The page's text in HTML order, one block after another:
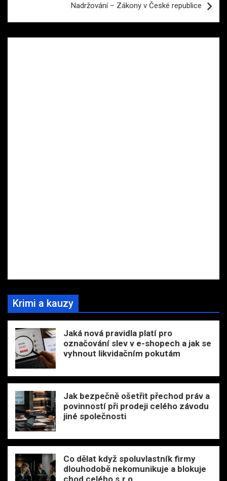
Nadržování – Zákony v České republice
Krimi a kauzy
Jaká nová pravidla platí pro
označování slev v e-shopech a jak se
vyhnout likvidačním pokutám
Jak bezpečně ošetřit přechod práv a
povinností při prodeji celého závodu
jiné společnosti
Co dělat když spoluvlastník firmy
dlouhodobě nekomunikuje a blokuje
chod celého s.r.o.